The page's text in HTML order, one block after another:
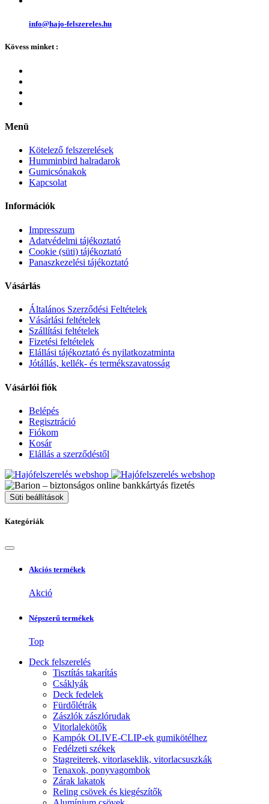
info@hajo-felszereles.hu
Kövess minket :
Menü
Kötelező felszerelések
Humminbird halradarok
Gumicsónakok
Kapcsolat
Információk
Impresszum
Adatvédelmi tájékoztató
Cookie (süti) tájékoztató
Panaszkezelési tájékoztató
Vásárlás
Általános Szerződési Feltételek
Vásárlási feltételek
Szállítási feltételek
Fizetési feltételek
Elállási tájékoztató és nyilatkozatminta
Jótállás, kellék- és termékszavatosság
Vásárlói fiók
Belépés
Regisztráció
Fiókom
Kosár
Elállás a szerződéstől
Süti beállítások
Kategóriák
Akciós termékek
Akció
Népszerű termékek
Top
Deck felszerelés
Tisztítás takarítás
Csáklyák
Deck fedelek
Fürdőlétrák
Zászlók zászlórudak
Vitorlalekötők
Kampók OLIVE-CLIP-ek gumikötélhez
Fedélzeti székek
Stagreiterek, vitorlaseklik, vitorlacsuszkák
Tenaxok, ponyvagombok
Zárak lakatok
Reling csövek és kiegészítők